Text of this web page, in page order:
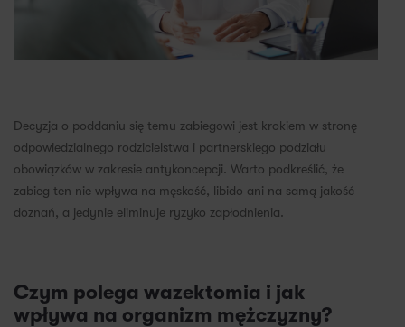
Decyzja o poddaniu się temu zabiegowi jest krokiem w stronę
odpowiedzialnego rodzicielstwa i partnerskiego podziału
obowiązków w zakresie antykoncepcji. Warto podkreślić, że
zabieg ten nie wpływa na męskość, libido ani na samą jakość
doznań, a jedynie eliminuje ryzyko zapłodnienia.
Czym polega wazektomia i jak
wpływa na organizm mężczyzny?